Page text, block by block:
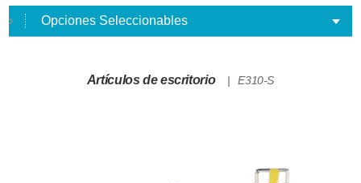
Opciones Seleccionables
Artículos de escritorio E310-S